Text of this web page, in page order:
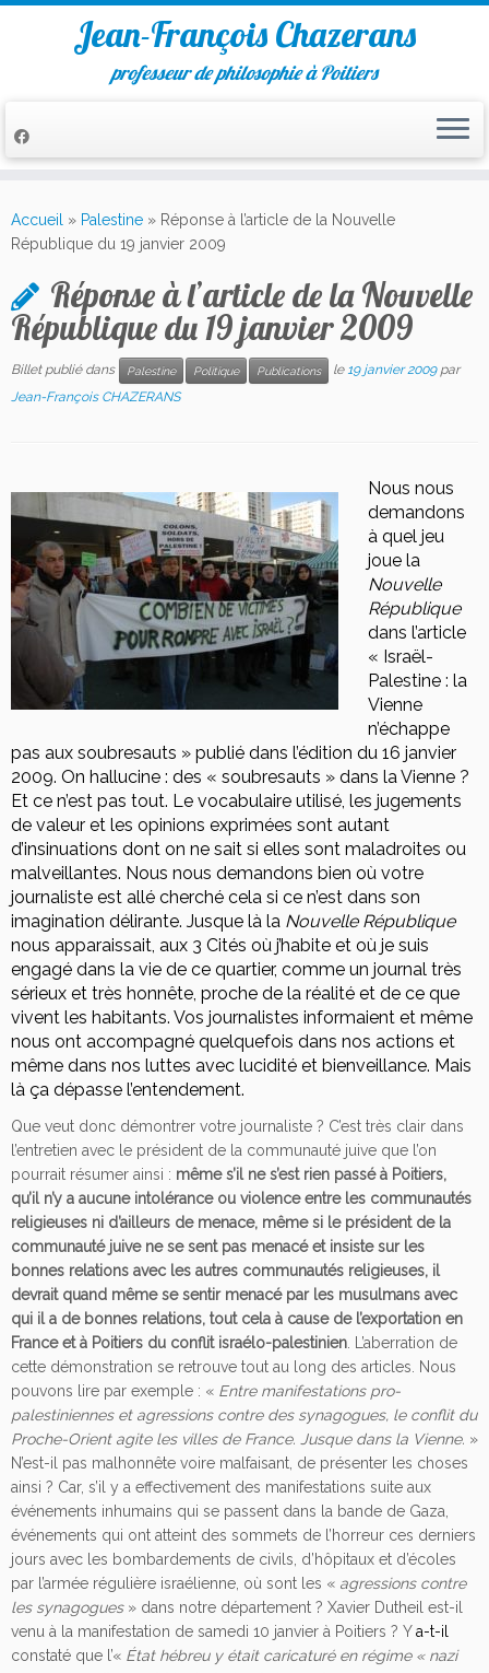
au
contenu
Jean-François Chazerans
professeur de philosophie à Poitiers
Accueil » Palestine » Réponse à l’article de la Nouvelle
République du 19 janvier 2009
Réponse à l’article de la Nouvelle
République du 19 janvier 2009
Billet publié dans Palestine Politique Publications le 19 janvier 2009 par
Jean-François CHAZERANS
Nous nous
demandons
à quel jeu
joue la
Nouvelle
République
dans l’article
« Israël-
Palestine : la
Vienne
n’échappe
pas aux soubresauts » publié dans l’édition du 16 janvier
2009. On hallucine : des « soubresauts » dans la Vienne ?
Et ce n’est pas tout. Le vocabulaire utilisé, les jugements
de valeur et les opinions exprimées sont autant
d’insinuations dont on ne sait si elles sont maladroites ou
malveillantes. Nous nous demandons bien où votre
journaliste est allé cherché cela si ce n’est dans son
imagination délirante. Jusque là la Nouvelle République
nous apparaissait, aux 3 Cités où j’habite et où je suis
engagé dans la vie de ce quartier, comme un journal très
sérieux et très honnête, proche de la réalité et de ce que
vivent les habitants. Vos journalistes informaient et même
nous ont accompagné quelquefois dans nos actions et
même dans nos luttes avec lucidité et bienveillance. Mais
là ça dépasse l’entendement.
Que veut donc démontrer votre journaliste ? C’est très clair dans
l’entretien avec le président de la communauté juive que l’on
pourrait résumer ainsi : même s’il ne s’est rien passé à Poitiers,
qu’il n’y a aucune intolérance ou violence entre les communautés
religieuses ni d’ailleurs de menace, même si le président de la
communauté juive ne se sent pas menacé et insiste sur les
bonnes relations avec les autres communautés religieuses, il
devrait quand même se sentir menacé par les musulmans avec
qui il a de bonnes relations, tout cela à cause de l’exportation en
France et à Poitiers du conflit israélo-palestinien . L’aberration de
cette démonstration se retrouve tout au long des articles. Nous
pouvons lire par exemple : « Entre manifestations pro-
palestiniennes et agressions contre des synagogues, le conflit du
Proche-Orient agite les villes de France. Jusque dans la Vienne. »
N’est-il pas malhonnête voire malfaisant, de présenter les choses
ainsi ? Car, s’il y a effectivement des manifestations suite aux
événements inhumains qui se passent dans la bande de Gaza,
événements qui ont atteint des sommets de l’horreur ces derniers
jours avec les bombardements de civils, d’hôpitaux et d’écoles
par l’armée régulière israélienne, où sont les « agressions contre
les synagogues» dans notre département ? Xavier Dutheil est-il
venu à la manifestation de samedi 10 janvier à Poitiers ? Ya-t-il
constaté que l’« État hébreu y était caricaturé en régime « nazi